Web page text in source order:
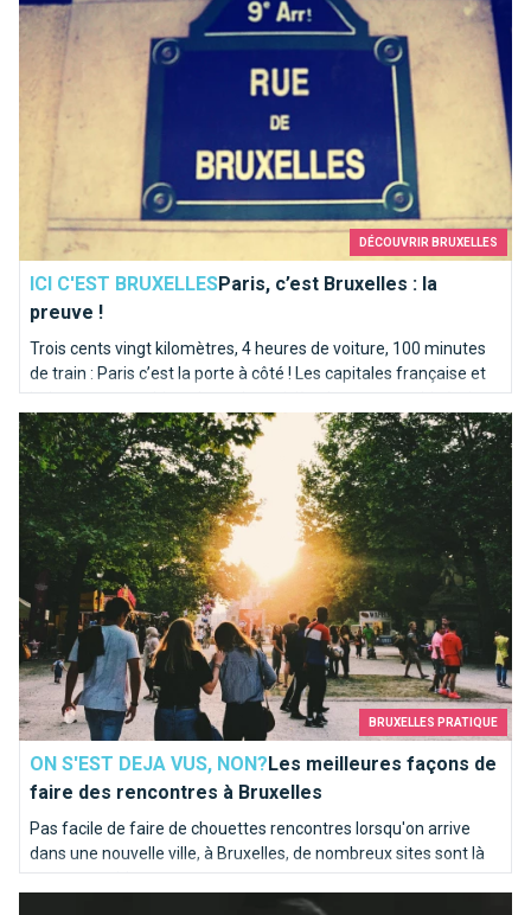
DÉCOUVRIR BRUXELLES
ICI C'EST BRUXELLESParis, c’est Bruxelles : la
preuve !
Trois cents vingt kilomètres, 4 heures de voiture, 100 minutes
de train : Paris c’est la porte à côté ! Les capitales française et
belge partagent bien plus qu’une rivière homonyme. Itinéraire
en bord de Seine sur les traces de la Senne...
BRUXELLES PRATIQUE
ON S'EST DEJA VUS, NON? Les meilleures façons de
faire des rencontres à Bruxelles
Pas facile de faire de chouettes rencontres lorsqu'on arrive
dans une nouvelle ville, à Bruxelles, de nombreux sites sont là
pour vous aider.
Les meilleures façons de faire des rencontres à Bruxelles